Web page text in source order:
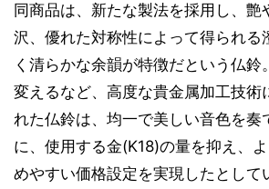
同商品は、新たな製法を採用し、艶
沢、優れた対称性によって得られる
く清らかな余韻が特徴だという仏鈴
変えるなど、高度な貴金属加工技術
れた仏鈴は、均一で美しい音色を奏
に、使用する金(K18)の量を抑え、
めやすい価格設定を実現したとして